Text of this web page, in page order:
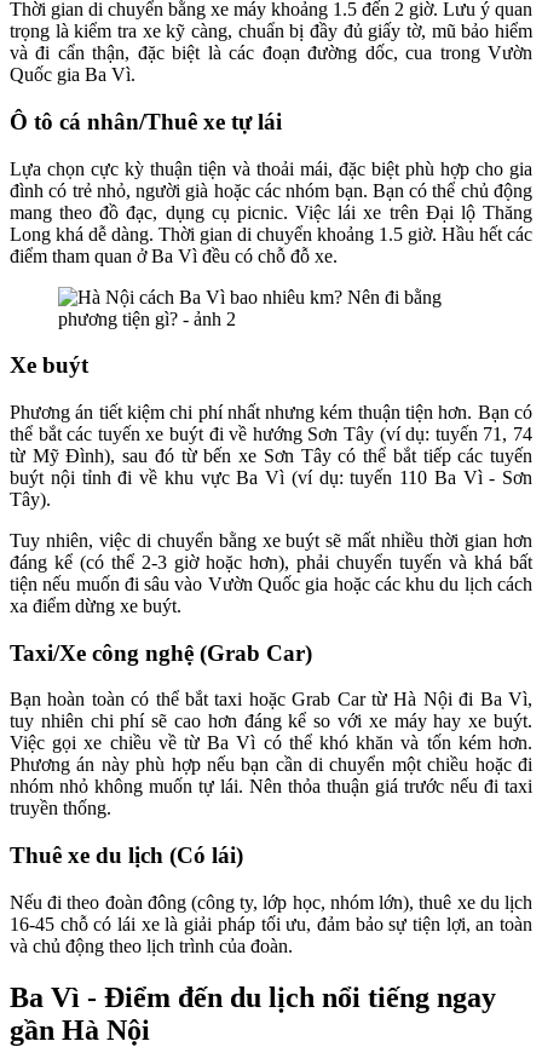
Thời gian di chuyển bằng xe máy khoảng 1.5 đến 2 giờ. Lưu ý quan
trọng là kiểm tra xe kỹ càng, chuẩn bị đầy đủ giấy tờ, mũ bảo hiểm
và đi cẩn thận, đặc biệt là các đoạn đường dốc, cua trong Vườn
Quốc gia Ba Vì.
Ô tô cá nhân/Thuê xe tự lái
Lựa chọn cực kỳ thuận tiện và thoải mái, đặc biệt phù hợp cho gia
đình có trẻ nhỏ, người già hoặc các nhóm bạn. Bạn có thể chủ động
mang theo đồ đạc, dụng cụ picnic. Việc lái xe trên Đại lộ Thăng
Long khá dễ dàng. Thời gian di chuyển khoảng 1.5 giờ. Hầu hết các
điểm tham quan ở Ba Vì đều có chỗ đỗ xe.
Xe buýt
Phương án tiết kiệm chi phí nhất nhưng kém thuận tiện hơn. Bạn có
thể bắt các tuyến xe buýt đi về hướng Sơn Tây (ví dụ: tuyến 71, 74
từ Mỹ Đình), sau đó từ bến xe Sơn Tây có thể bắt tiếp các tuyến
buýt nội tỉnh đi về khu vực Ba Vì (ví dụ: tuyến 110 Ba Vì - Sơn
Tây).
Tuy nhiên, việc di chuyển bằng xe buýt sẽ mất nhiều thời gian hơn
đáng kể (có thể 2-3 giờ hoặc hơn), phải chuyển tuyến và khá bất
tiện nếu muốn đi sâu vào Vườn Quốc gia hoặc các khu du lịch cách
xa điểm dừng xe buýt.
Taxi/Xe công nghệ (Grab Car)
Bạn hoàn toàn có thể bắt taxi hoặc Grab Car từ Hà Nội đi Ba Vì,
tuy nhiên chi phí sẽ cao hơn đáng kể so với xe máy hay xe buýt.
Việc gọi xe chiều về từ Ba Vì có thể khó khăn và tốn kém hơn.
Phương án này phù hợp nếu bạn cần di chuyển một chiều hoặc đi
nhóm nhỏ không muốn tự lái. Nên thỏa thuận giá trước nếu đi taxi
truyền thống.
Thuê xe du lịch (Có lái)
Nếu đi theo đoàn đông (công ty, lớp học, nhóm lớn), thuê xe du lịch
16-45 chỗ có lái xe là giải pháp tối ưu, đảm bảo sự tiện lợi, an toàn
và chủ động theo lịch trình của đoàn.
Ba Vì - Điểm đến du lịch nổi tiếng ngay
gần Hà Nội